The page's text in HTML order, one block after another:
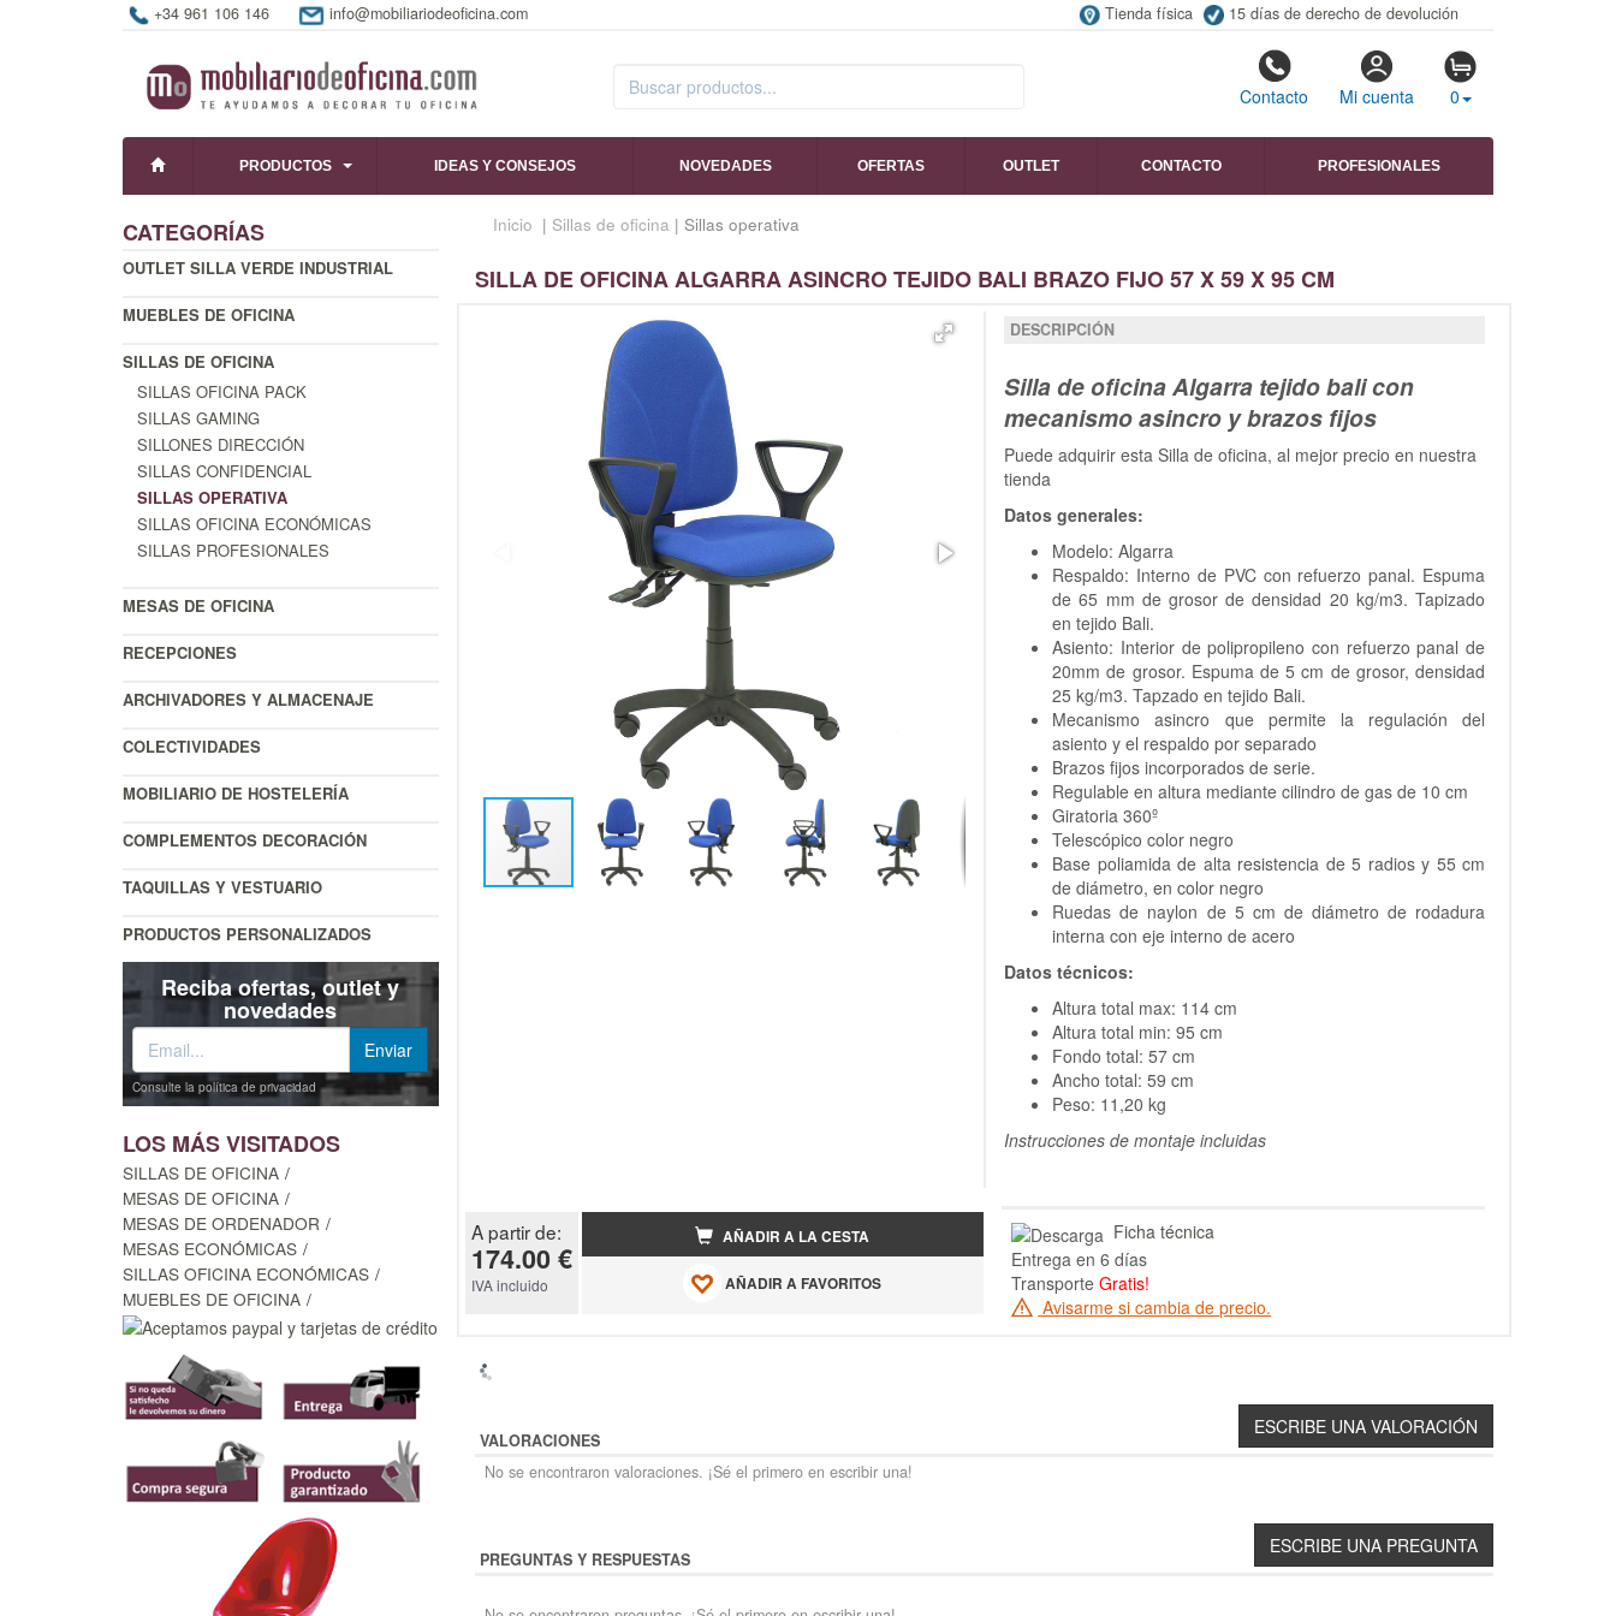
+34 961 106 146 info@mobiliariodeoficina.com Tienda física 15 días de derecho de devolución
Contacto Mi cuenta 0
PRODUCTOS IDEAS Y CONSEJOS NOVEDADES OFERTAS OUTLET CONTACTO PROFESIONALES
CATEGORÍAS
OUTLET SILLA VERDE INDUSTRIAL
MUEBLES DE OFICINA
SILLAS DE OFICINA
SILLAS OFICINA PACK
SILLAS GAMING
SILLONES DIRECCIÓN
SILLAS CONFIDENCIAL
SILLAS OPERATIVA
SILLAS OFICINA ECONÓMICAS
SILLAS PROFESIONALES
MESAS DE OFICINA
RECEPCIONES
ARCHIVADORES Y ALMACENAJE
COLECTIVIDADES
MOBILIARIO DE HOSTELERÍA
COMPLEMENTOS DECORACIÓN
TAQUILLAS Y VESTUARIO
PRODUCTOS PERSONALIZADOS
Reciba ofertas, outlet y
novedades
Consulte la política de privacidad
LOS MÁS VISITADOS
SILLAS DE OFICINA
MESAS DE OFICINA
MESAS DE ORDENADOR
MESAS ECONÓMICAS
SILLAS OFICINA ECONÓMICAS
MUEBLES DE OFICINA
Inicio | Sillas de oficina | Sillas operativa
SILLA DE OFICINA ALGARRA ASINCRO TEJIDO BALI BRAZO FIJO 57 X 59 X 95 CM
DESCRIPCIÓN
Silla de oficina Algarra tejido bali con
mecanismo asincro y brazos fijos
Puede adquirir esta Silla de oficina, al mejor precio en nuestra
tienda
Datos generales:
Modelo: Algarra
Respaldo: Interno de PVC con refuerzo panal. Espuma
de 65 mm de grosor de densidad 20 kg/m3. Tapizado
en tejido Bali.
Asiento: Interior de polipropileno con refuerzo panal de
20mm de grosor. Espuma de 5 cm de grosor, densidad
25 kg/m3. Tapzado en tejido Bali.
Mecanismo asincro que permite la regulación del
asiento y el respaldo por separado
Brazos fijos incorporados de serie.
Regulable en altura mediante cilindro de gas de 10 cm
Giratoria 360º
Telescópico color negro
Base poliamida de alta resistencia de 5 radios y 55 cm
de diámetro, en color negro
Ruedas de naylon de 5 cm de diámetro de rodadura
interna con eje interno de acero
Datos técnicos:
Altura total max: 114 cm
Altura total min: 95 cm
Fondo total: 57 cm
Ancho total: 59 cm
Peso: 11,20 kg
Instrucciones de montaje incluidas
A partir de:
174.00 €
IVA incluido
AÑADIR A LA CESTA
AÑADIR A FAVORITOS
Ficha técnica
Entrega en 6 días
TransporteGratis!
Avisarme si cambia de precio.
VALORACIONES
No se encontraron valoraciones. ¡Sé el primero en escribir una!
PREGUNTAS Y RESPUESTAS